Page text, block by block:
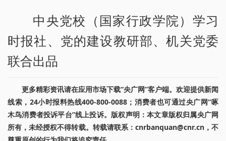
中央党校（国家行政学院）学习
时报社、党的建设教研部、机关党委
联合出品
更多精彩资讯请在应用市场下载“央广网”客户端。欢迎提供新闻
线索，24小时报料热线400-800-0088；消费者也可通过央广网“啄
木鸟消费者投诉平台”线上投诉。版权声明：本文章版权归属央广网
所有，未经授权不得转载。转载请联系：cnrbanquan@cnr.cn，不